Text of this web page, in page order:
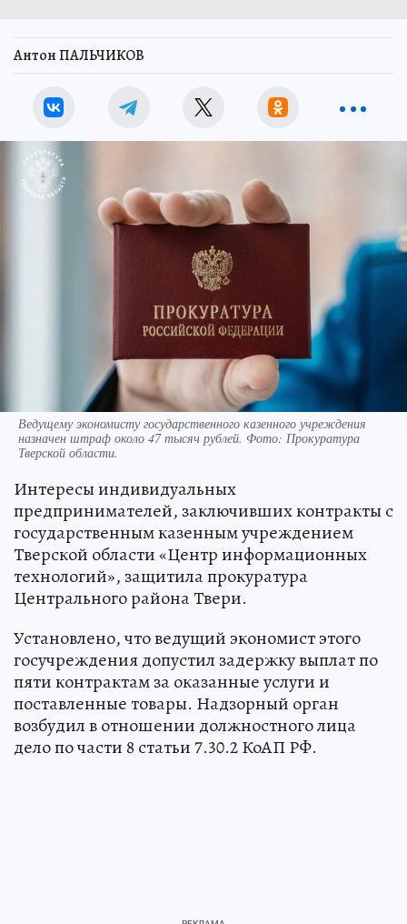
Антон ПАЛЬЧИКОВ
Ведущему экономисту государственного казенного учреждения
назначен штраф около 47 тысяч рублей. Фото: Прокуратура
Тверской области.
Интересы индивидуальных
предпринимателей, заключивших контракты с
государственным казенным учреждением
Тверской области «Центр информационных
технологий», защитила прокуратура
Центрального района Твери.
Установлено, что ведущий экономист этого
госучреждения допустил задержку выплат по
пяти контрактам за оказанные услуги и
поставленные товары. Надзорный орган
возбудил в отношении должностного лица
дело по части 8 статьи 7.30.2 КоАП РФ.